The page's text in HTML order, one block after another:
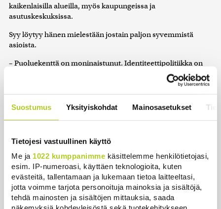
Suostumus Yksityiskohdat Mainosasetukset
Tietojesi vastuullinen käyttö
Me ja 1022 kumppanimme käsittelemme henkilötietojasi,
esim. IP-numeroasi, käyttäen teknologioita, kuten
evästeitä, tallentamaan ja lukemaan tietoa laitteeltasi,
jotta voimme tarjota personoituja mainoksia ja sisältöjä,
tehdä mainosten ja sisältöjen mittauksia, saada
kaikenlaisilla alueilla, myös kaupungeissa ja
asutuskeskuksissa.
Syy löytyy hänen mielestään jostain paljon syvemmistä
asioista.
– Puoluekenttä on moninaistunut. Identiteettipolitiikka on
tullut vahvasti osaksi puolueiden viestintää niin vihreissä
kuin perussuomalaisissa. Keskusta ei pärjää tässä, koska sen
on vaikea tällä hetkellä kertoa, ketä varten puolue oikeastaan
on olemassa.
– Alueiden kosto on media-seksikäs sana. Ymmärrän siitä
Sami Moisio kuitenkin kiistää, että termi olisi nostettu esiin
pelkän raflaavuuden vuoksi. Hän korostaa, että se on vain
nimi ilmiölle, joka tunnetaan kansainvälisestikin.
– En arvostele keskustaa tai selitä alueiden kostoa keskustan
harjoittamalla huonolla aluepolitiikalla. Puhun vain asiasta,